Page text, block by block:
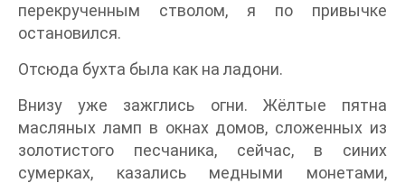
перекрученным стволом, я по привычке
остановился.
Отсюда бухта была как на ладони.
Внизу уже зажглись огни. Жёлтые пятна
масляных ламп в окнах домов, сложенных из
золотистого песчаника, сейчас, в синих
сумерках, казались медными монетами,